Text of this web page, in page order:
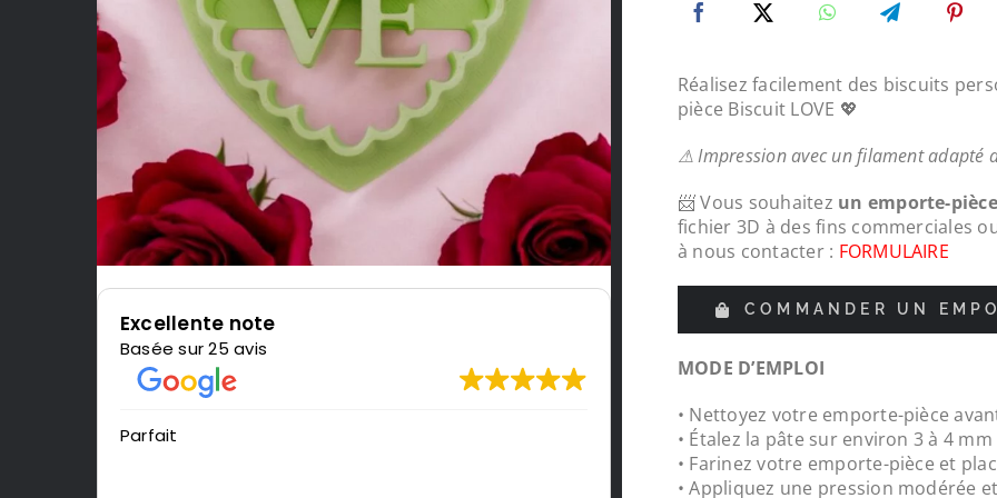
Excellente note
Basée sur 25 avis
Protections chapeaux de poteaux
pour le tour de ma carrière, top ,
réalisations
Réalisez facilement des biscuits
pièce Biscuit LOVE 💖
⚠ Impression avec un filament adapté
📨 Vous souhaitez un emporte-
fichier 3D à des fins commerciales
à nous contacter : FORMULAIRE
COMMANDER UN
MODE D’EMPLOI
• Nettoyez votre emporte-pièce
• Étalez la pâte sur environ 3 à 4
• Farinez votre emporte-pièce et
• Appliquez une pression modérée